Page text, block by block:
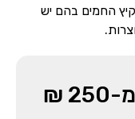
החמים בהם יש
₪